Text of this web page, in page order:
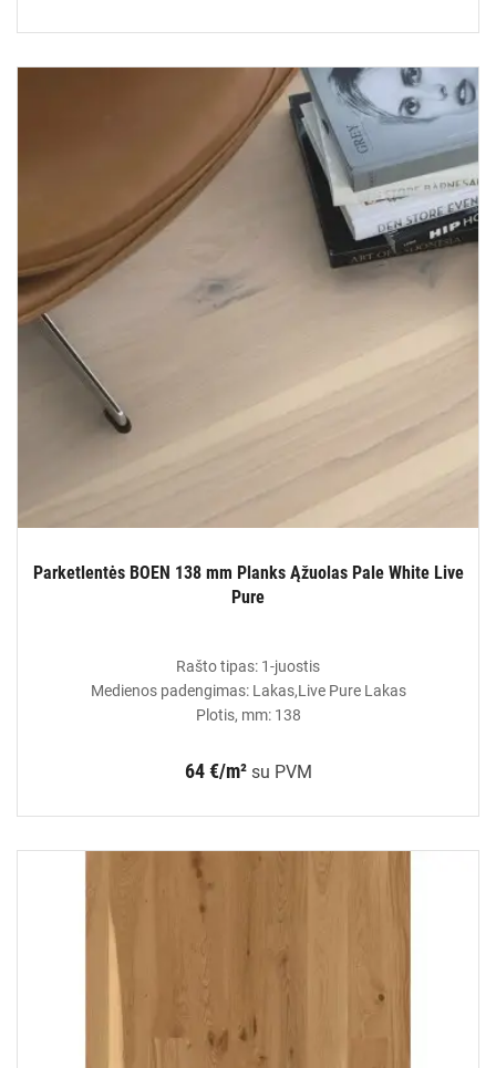
Parketlentės BOEN 138 mm Planks Ąžuolas Pale White Live
Pure
Rašto tipas: 1-juostis
Medienos padengimas: Lakas,Live Pure Lakas
Plotis, mm: 138
64 €/m² su PVM